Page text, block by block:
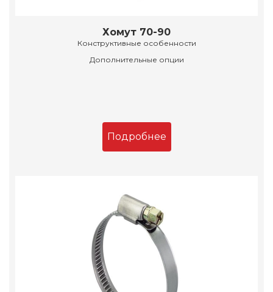
Хомут 70-90
Конструктивные особенности
Дополнительные опции
Подробнее